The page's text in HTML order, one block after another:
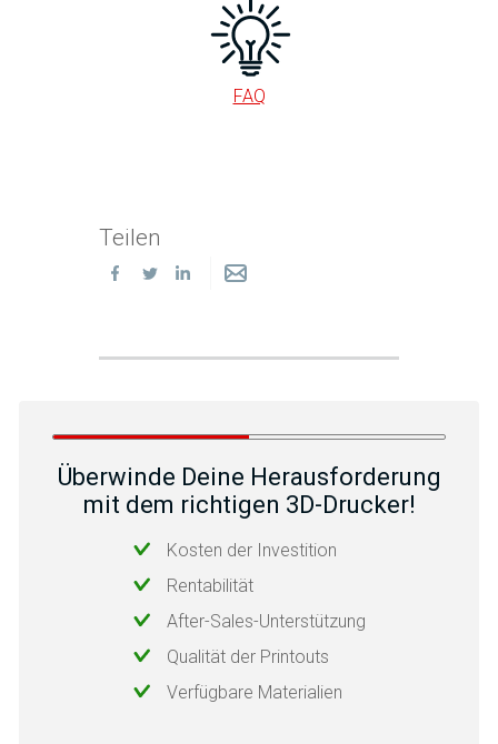
FAQ
Teilen
Überwinde Deine Herausforderung
mit dem richtigen 3D-Drucker!
Kosten der Investition
Rentabilität
After-Sales-Unterstützung
Qualität der Printouts
Verfügbare Materialien